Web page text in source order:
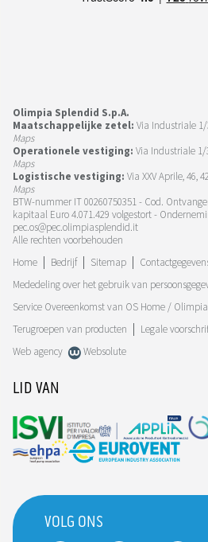
Olimpia Splendid S.p.A.
Maatschappelijke zetel: Via Industriale
Maps
Operationele vestiging: Via Industriale 1/
Maps
Logistische vestiging: Via XXV Aprile, 46,
Maps
BTW-nummer IT 00260750351 - Cod.
kapitaal Euro 4.071.429 volgestort -
pec.os@pec.olimpiasplendid.it
Alle rechten voorbehouden
Home
Bedrijf Sitemap
Mededeling over het gebruik van
Service Overeenkomst van OS Home /
Terugroepen van producten
Legale
Web agency
Websolute
LID VAN
VOLG ONS